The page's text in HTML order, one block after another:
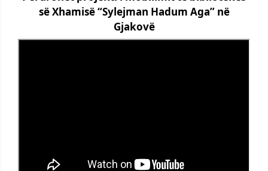
së Xhamisë “Sylejman Hadum Aga” në
Gjakovë